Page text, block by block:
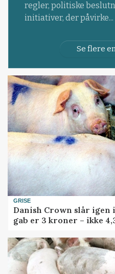
regler, politiske
initiativer, der påvirke...
Se flere
GRISE
Danish Crown slår
gab er 3 kroner – ikke